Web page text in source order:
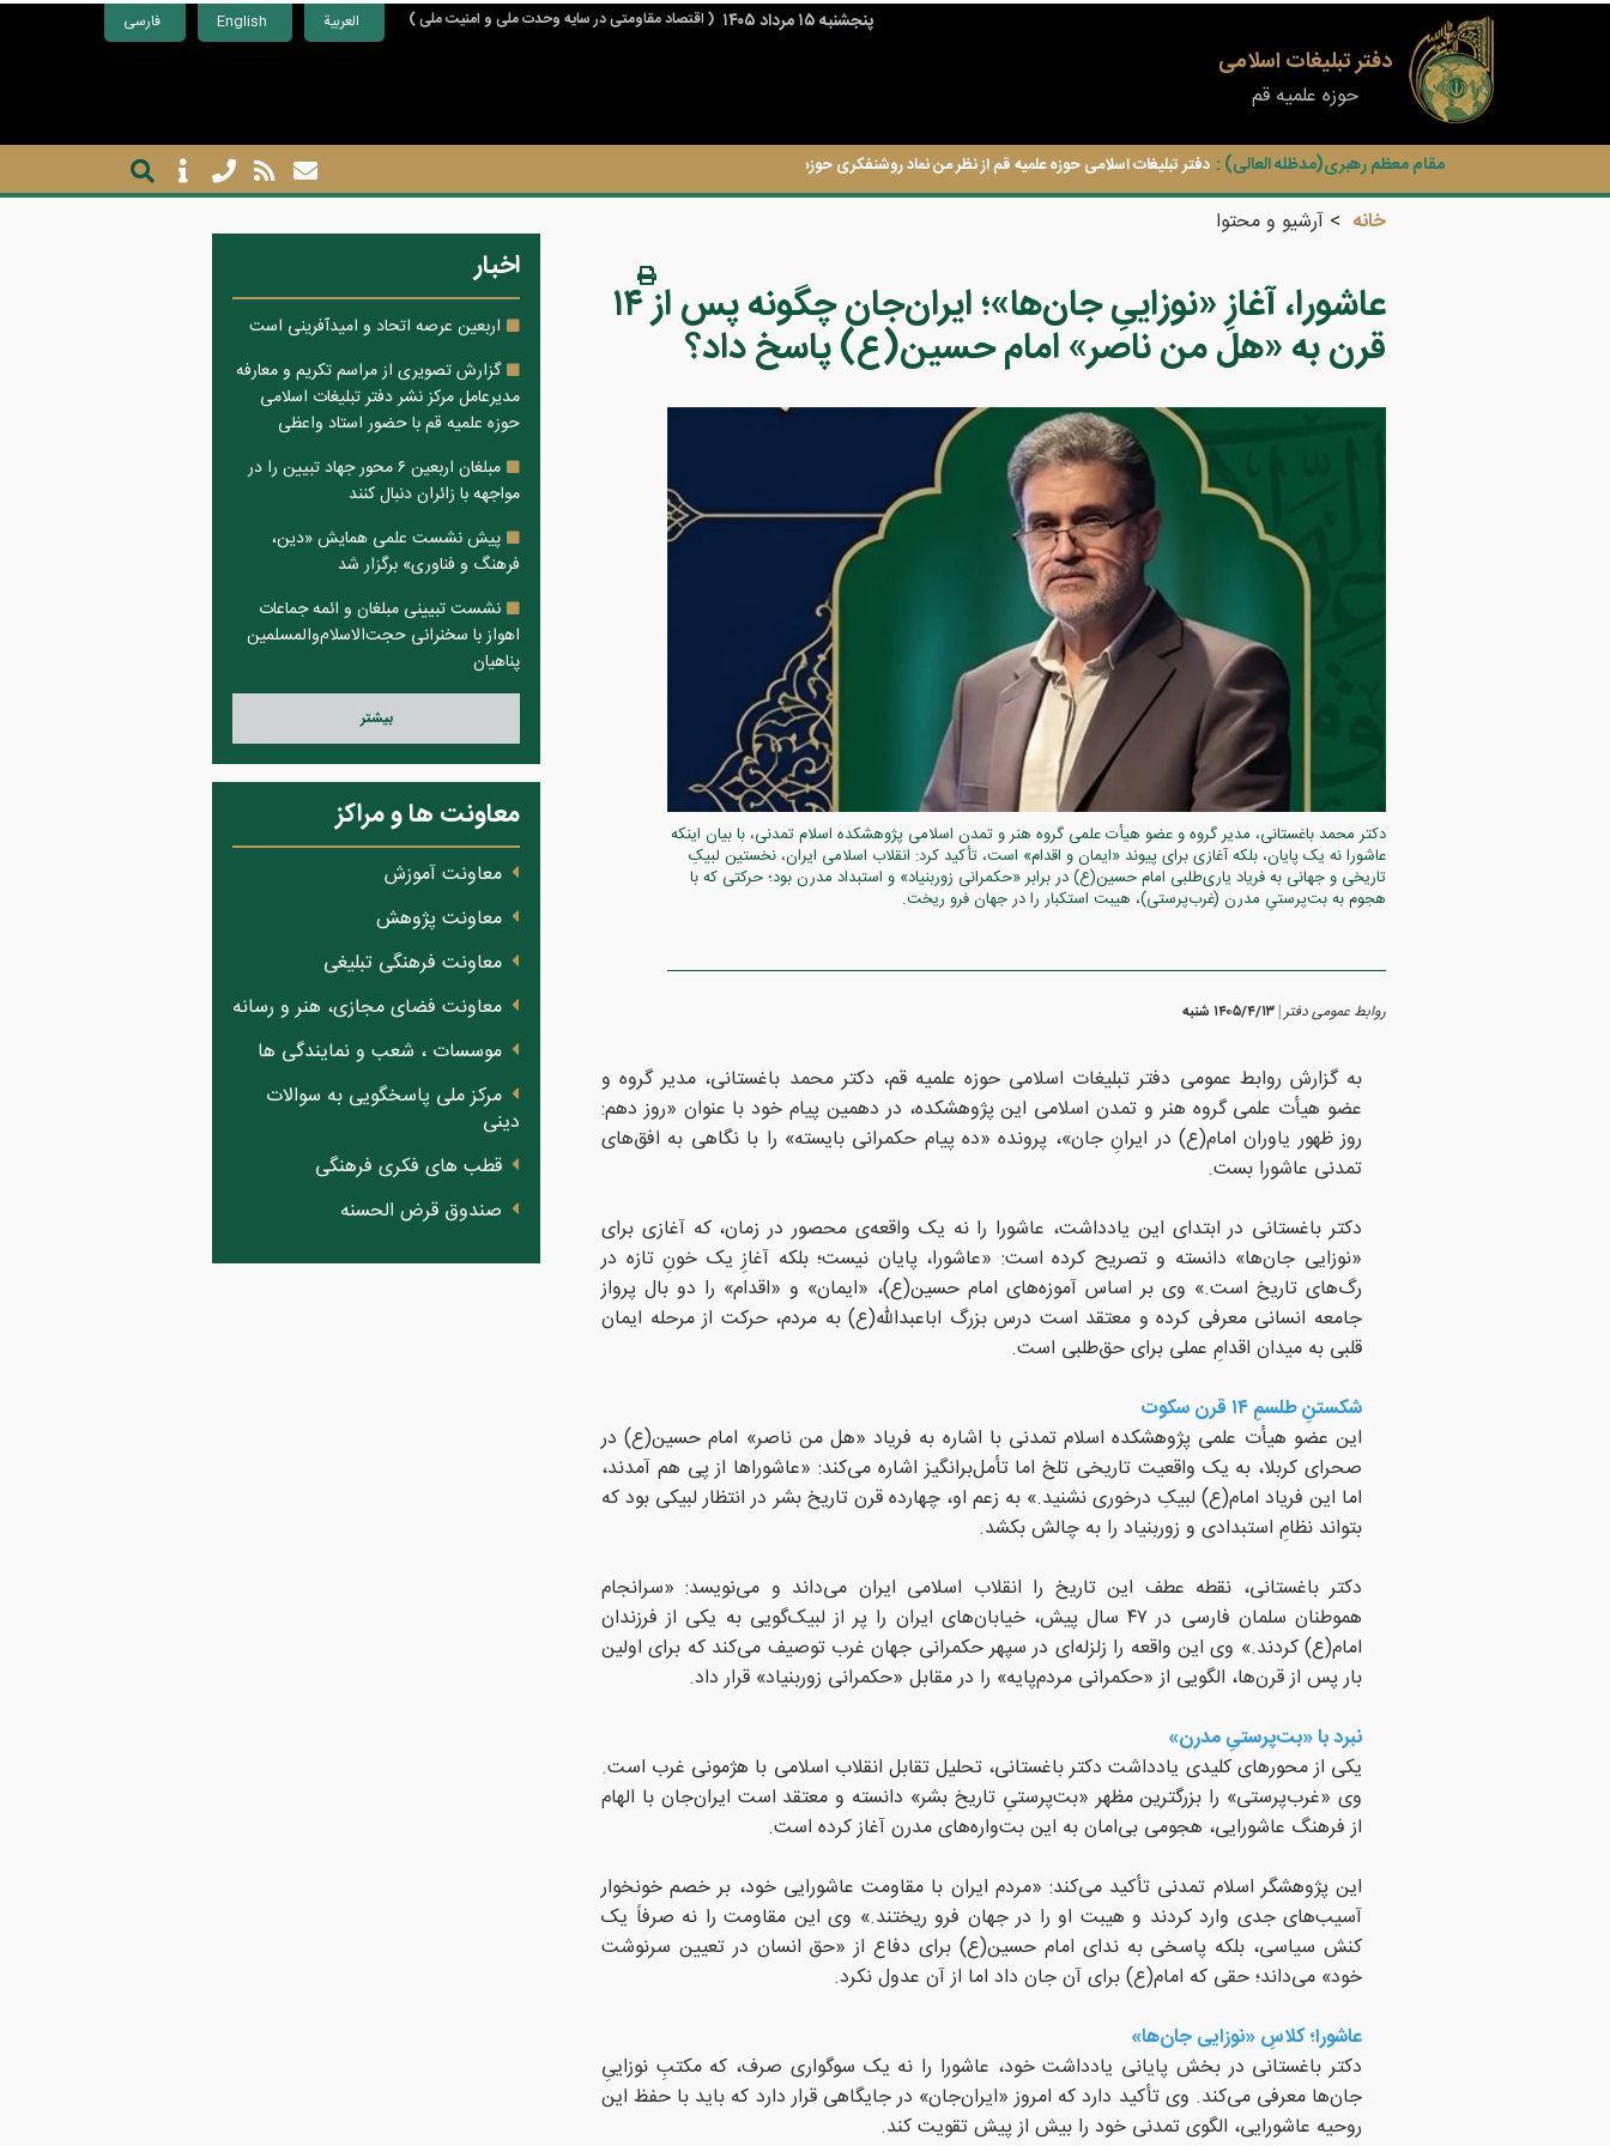
فارسی English العربية پنجشنبه ۱۵ مرداد ۱۴۰۵ ( اقتصاد مقاومتی در سایه وحدت ملی و امنیت ملی )
دفتر تبلیغات اسلامی
حوزه علمیه قم
مقام معظم رهبری(مدظله العالی) : دفتر تبلیغات اسلامی حوزه علمیه قم از نظر من نماد روشنفکری حوزه است.
خانه آرشیو و محتوا
عاشورا، آغازِ «نوزاییِ جان‌ها»؛ ایران‌جان چگونه پس از ۱۴
قرن به «هل من ناصر» امام حسین(ع) پاسخ داد؟
دکتر محمد باغستانی، مدیر گروه و عضو هیأت علمی گروه هنر و تمدن اسلامی پژوهشکده اسلام تمدنی، با بیان اینکه
عاشورا نه یک پایان، بلکه آغازی برای پیوند «ایمان و اقدام» است، تأکید کرد: انقلاب اسلامی ایران، نخستین لبیکِ
تاریخی و جهانی به فریاد یاری‌طلبی امام حسین(ع) در برابر «حکمرانی زوربنیاد» و استبداد مدرن بود؛ حرکتی که با
هجوم به بت‌پرستیِ مدرن (غرب‌پرستی)، هیبت استکبار را در جهان فرو ریخت.
روابط عمومی دفتر ۱۴۰۵/۴/۱۳ شنبه
به گزارش روابط عمومی دفتر تبلیغات اسلامی حوزه علمیه قم، دکتر محمد باغستانی، مدیر گروه و
عضو هیأت علمی گروه هنر و تمدن اسلامی این پژوهشکده، در دهمین پیام خود با عنوان «روز دهم:
روز ظهور یاوران امام(ع) در ایرانِ جان»، پرونده «ده پیام حکمرانی بایسته» را با نگاهی به افق‌های
تمدنی عاشورا بست.
دکتر باغستانی در ابتدای این یادداشت، عاشورا را نه یک واقعه‌ی محصور در زمان، که آغازی برای
«نوزایی جان‌ها» دانسته و تصریح کرده است: «عاشورا، پایان نیست؛ بلکه آغازِ یک خونِ تازه در
رگ‌های تاریخ است.» وی بر اساس آموزه‌های امام حسین(ع)، «ایمان» و «اقدام» را دو بال پرواز
جامعه انسانی معرفی کرده و معتقد است درس بزرگ اباعبدالله(ع) به مردم، حرکت از مرحله ایمان
قلبی به میدان اقدامِ عملی برای حق‌طلبی است.
شکستنِ طلسمِ ۱۴ قرن سکوت
این عضو هیأت علمی پژوهشکده اسلام تمدنی با اشاره به فریاد «هل من ناصر» امام حسین(ع) در
صحرای کربلا، به یک واقعیت تاریخی تلخ اما تأمل‌برانگیز اشاره می‌کند: «عاشوراها از پی هم آمدند،
اما این فریاد امام(ع) لبیکِ درخوری نشنید.» به زعم او، چهارده قرن تاریخ بشر در انتظار لبیکی بود که
بتواند نظامِ استبدادی و زوربنیاد را به چالش بکشد.
دکتر باغستانی، نقطه عطف این تاریخ را انقلاب اسلامی ایران می‌داند و می‌نویسد: «سرانجام
هموطنان سلمان فارسی در ۴۷ سال پیش، خیابان‌های ایران را پر از لبیک‌گویی به یکی از فرزندان
امام(ع) کردند.» وی این واقعه را زلزله‌ای در سپهر حکمرانی جهان غرب توصیف می‌کند که برای اولین
بار پس از قرن‌ها، الگویی از «حکمرانی مردم‌پایه» را در مقابل «حکمرانی زوربنیاد» قرار داد.
نبرد با «بت‌پرستیِ مدرن»
یکی از محورهای کلیدی یادداشت دکتر باغستانی، تحلیل تقابل انقلاب اسلامی با هژمونی غرب است.
وی «غرب‌پرستی» را بزرگترین مظهر «بت‌پرستیِ تاریخ بشر» دانسته و معتقد است ایران‌جان با الهام
از فرهنگ عاشورایی، هجومی بی‌امان به این بت‌واره‌های مدرن آغاز کرده است.
این پژوهشگر اسلام تمدنی تأکید می‌کند: «مردم ایران با مقاومت عاشورایی خود، بر خصم خونخوار
آسیب‌های جدی وارد کردند و هیبت او را در جهان فرو ریختند.» وی این مقاومت را نه صرفاً یک
کنش سیاسی، بلکه پاسخی به ندای امام حسین(ع) برای دفاع از «حق انسان در تعیین سرنوشت
خود» می‌داند؛ حقی که امام(ع) برای آن جان داد اما از آن عدول نکرد.
عاشورا؛ کلاسِ «نوزایی جان‌ها»
دکتر باغستانی در بخش پایانی یادداشت خود، عاشورا را نه یک سوگواری صرف، که مکتبِ نوزاییِ
جان‌ها معرفی می‌کند. وی تأکید دارد که امروز «ایران‌جان» در جایگاهی قرار دارد که باید با حفظ این
روحیه عاشورایی، الگوی تمدنی خود را بیش از پیش تقویت کند.
اخبار
اربعین عرصه اتحاد و امیدآفرینی است
گزارش تصویری از مراسم تکریم و معارفه
مدیرعامل مرکز نشر دفتر تبلیغات اسلامی
حوزه علمیه قم با حضور استاد واعظی
مبلغان اربعین ۶ محور جهاد تبیین را در
مواجهه با زائران دنبال کنند
پیش نشست علمی همایش «دین،
فرهنگ و فناوری» برگزار شد
نشست تبیینی مبلغان و ائمه جماعات
اهواز با سخنرانی حجت‌الاسلام‌والمسلمین
پناهیان
بيشتر
معاونت ها و مراکز
معاونت آموزش
معاونت پژوهش
معاونت فرهنگی تبلیغی
معاونت فضای مجازی، هنر و رسانه
موسسات ، شعب و نمایندگی ها
مرکز ملی پاسخگویی به سوالات
دینی
قطب های فکری فرهنگی
صندوق قرض الحسنه